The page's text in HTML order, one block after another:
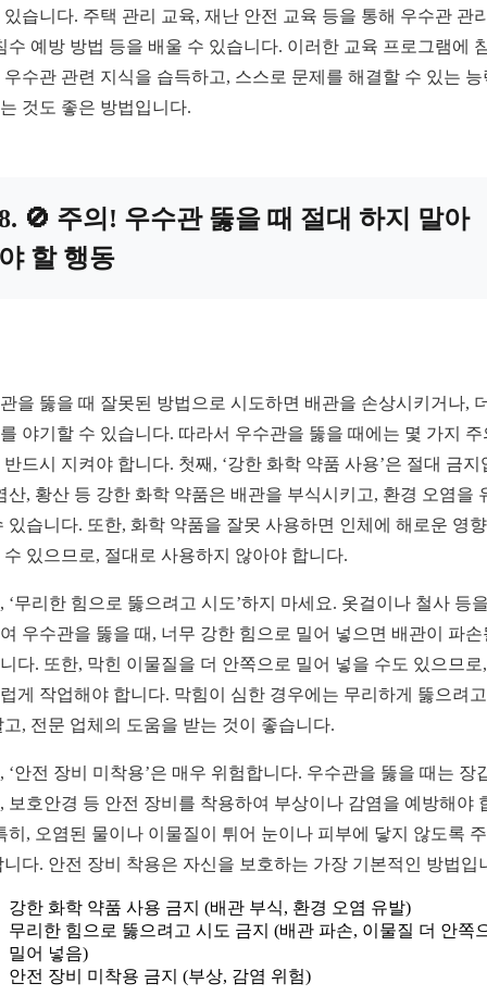
있습니다. 주택 관리 교육, 재난 안전 교육 등을 통해 우수관 관
수 예방 방법 등을 배울 수 있습니다. 이러한 교육 프로그램에
우수관 관련 지식을 습득하고, 스스로 문제를 해결할 수 있는 능
것도 좋은 방법입니다.
🚫 주의! 우수관 뚫을 때 절대 하지 말아
할 행동
을 뚫을 때 잘못된 방법으로 시도하면 배관을 손상시키거나,
야기할 수 있습니다. 따라서 우수관을 뚫을 때에는 몇 가지 주
반드시 지켜야 합니다. 첫째, ‘강한 화학 약품 사용’은 절대 금지
산, 황산 등 강한 화학 약품은 배관을 부식시키고, 환경 오염을
있습니다. 또한, 화학 약품을 잘못 사용하면 인체에 해로운 영
수 있으므로, 절대로 사용하지 않아야 합니다.
‘무리한 힘으로 뚫으려고 시도’하지 마세요. 옷걸이나 철사 등
우수관을 뚫을 때, 너무 강한 힘으로 밀어 넣으면 배관이 파손
다. 또한, 막힌 이물질을 더 안쪽으로 밀어 넣을 수도 있으므로
게 작업해야 합니다. 막힘이 심한 경우에는 무리하게 뚫으려
고, 전문 업체의 도움을 받는 것이 좋습니다.
‘안전 장비 미착용’은 매우 위험합니다. 우수관을 뚫을 때는 장
보호안경 등 안전 장비를 착용하여 부상이나 감염을 예방해야
히, 오염된 물이나 이물질이 튀어 눈이나 피부에 닿지 않도록
니다. 안전 장비 착용은 자신을 보호하는 가장 기본적인 방법입
강한 화학 약품 사용 금지 (배관 부식, 환경 오염 유발)
무리한 힘으로 뚫으려고 시도 금지 (배관 파손, 이물질 더 안쪽
밀어 넣음)
안전 장비 미착용 금지 (부상, 감염 위험)